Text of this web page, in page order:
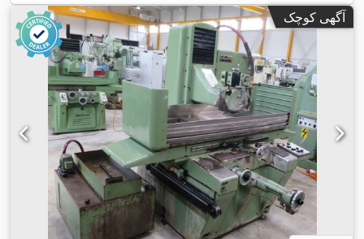
آگهی کوچک